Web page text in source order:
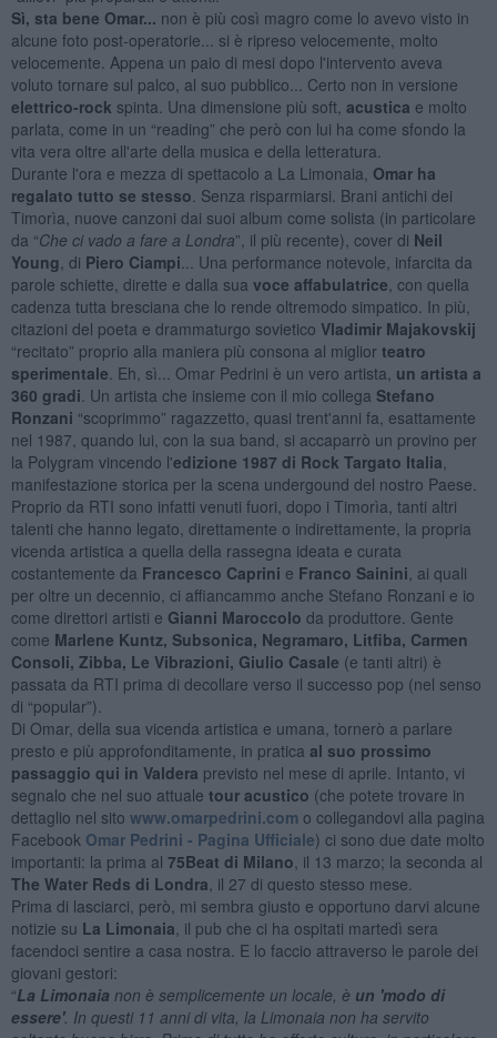
Sì, sta bene Omar... non è più così magro come lo avevo visto in
alcune foto post-operatorie... si è ripreso velocemente, molto
velocemente. Appena un paio di mesi dopo l'intervento aveva
voluto tornare sul palco, al suo pubblico... Certo non in versione
elettrico-rock spinta. Una dimensione più soft, acustica e molto
parlata, come in un “reading” che però con lui ha come sfondo la
vita vera oltre all'arte della musica e della letteratura.
Durante l'ora e mezza di spettacolo a La Limonaia, Omar ha
regalato tutto se stesso . Senza risparmiarsi. Brani antichi dei
Timorìa, nuove canzoni dai suoi album come solista (in particolare
da “Che ci vado a fare a Londra”, il più recente), cover di Neil
Young , di Piero Ciampi ... Una performance notevole, infarcita da
parole schiette, dirette e dalla sua voce affabulatrice , con quella
cadenza tutta bresciana che lo rende oltremodo simpatico. In più,
citazioni del poeta e drammaturgo sovietico Vladimir Majakovskij
“recitato” proprio alla maniera più consona al miglior teatro
sperimentale . Eh, sì... Omar Pedrini è un vero artista, un artista a
360 gradi . Un artista che insieme con il mio collega Stefano
Ronzani “scoprimmo” ragazzetto, quasi trent'anni fa, esattamente
nel 1987, quando lui, con la sua band, si accaparrò un provino per
la Polygram vincendo l'edizione 1987 di Rock Targato Italia
manifestazione storica per la scena undergound del nostro Paese.
Proprio da RTI sono infatti venuti fuori, dopo i Timorìa, tanti altri
talenti che hanno legato, direttamente o indirettamente, la propria
vicenda artistica a quella della rassegna ideata e curata
costantemente da Francesco Caprini e Franco Sainini , ai quali
per oltre un decennio, ci affiancammo anche Stefano Ronzani e io
come direttori artisti e Gianni Maroccolo da produttore. Gente
come Marlene Kuntz, Subsonica, Negramaro, Litfiba, Carmen
Consoli, Zibba, Le Vibrazioni, Giulio Casale (e tanti altri) è
passata da RTI prima di decollare verso il successo pop (nel senso
di “popular”).
Di Omar, della sua vicenda artistica e umana, tornerò a parlare
presto e più approfonditamente, in pratica al suo prossimo
passaggio qui in Valdera previsto nel mese di aprile. Intanto, vi
segnalo che nel suo attuale tour acustico (che potete trovare in
dettaglio nel sito www.omarpedrini.com o collegandovi alla pagina
Facebook Omar Pedrini - Pagina Ufficiale) ci sono due date molto
importanti: la prima al 75Beat di Milano , il 13 marzo; la seconda al
The Water Reds di Londra , il 27 di questo stesso mese.
Prima di lasciarci, però, mi sembra giusto e opportuno darvi alcune
notizie su La Limonaia , il pub che ci ha ospitati martedì sera
facendoci sentire a casa nostra. E lo faccio attraverso le parole dei
giovani gestori:
“La Limonaianon è semplicemente un locale, è un 'modo di
essere'. In questi 11 anni di vita, la Limonaia non ha servito